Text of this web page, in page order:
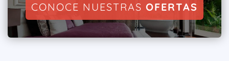
CONOCE NUESTRAS OFERTAS